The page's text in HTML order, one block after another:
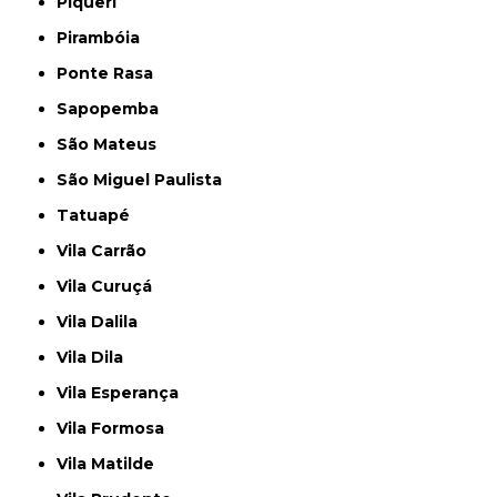
Pirambóia
Ponte Rasa
Sapopemba
São Mateus
São Miguel Paulista
Tatuapé
Vila Carrão
Vila Curuçá
Vila Dalila
Vila Dila
Vila Esperança
Vila Formosa
Vila Matilde